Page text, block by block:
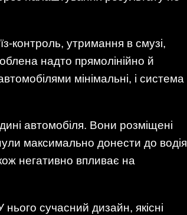
контроль, утримання в смузі,
надто прямолінійно й
мінімальні, і система
автомобіля. Вони розміщені
максимально донести до водія
негативно впливає на
сучасний дизайн, якісні